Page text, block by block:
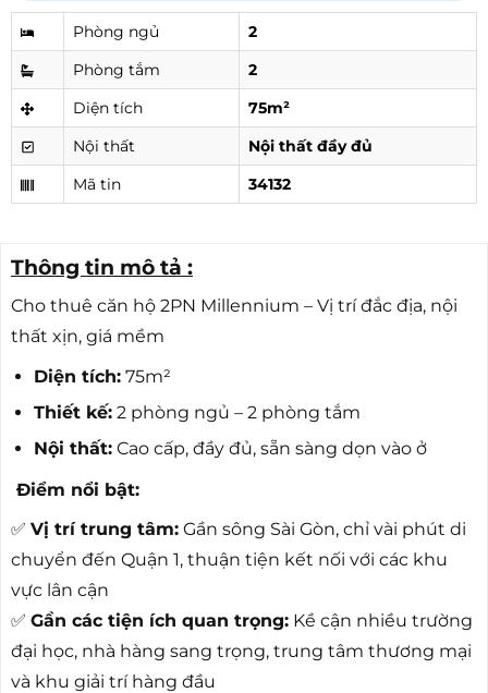
Phòng ngủ
2
Phòng tắm
2
Diện tích
75m²
Nội thất
Nội thất đầy đủ
Mã tin
34132
Thông tin mô tả :
Cho thuê căn hộ 2PN Millennium – Vị trí đắc địa, nội
thất xịn, giá mềm
Diện tích:75m²
Thiết kế:2 phòng ngủ – 2 phòng tắm
Nội thất:Cao cấp, đầy đủ, sẵn sàng dọn vào ở
️ Điểm nổi bật:
✅ Vị trí trung tâm: Gần sông Sài Gòn, chỉ vài phút di
chuyển đến Quận 1, thuận tiện kết nối với các khu
vực lân cận
✅ Gần các tiện ích quan trọng: Kề cận nhiều trường
đại học, nhà hàng sang trọng, trung tâm thương mại
và khu giải trí hàng đầu